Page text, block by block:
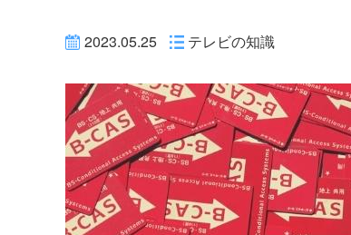
2023.05.25 テレビの知識